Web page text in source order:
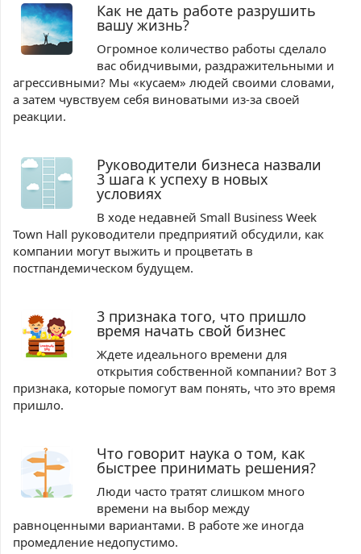
Как не дать работе разрушить
вашу жизнь?
Огромное количество работы сделало
вас обидчивыми, раздражительными и
агрессивными? Мы «кусаем» людей своими словами,
а затем чувствуем себя виноватыми из-за своей
реакции.
Руководители бизнеса назвали
3 шага к успеху в новых
условиях
В ходе недавней Small Business Week
Town Hall руководители предприятий обсудили, как
компании могут выжить и процветать в
постпандемическом будущем.
3 признака того, что пришло
время начать свой бизнес
Ждете идеального времени для
открытия собственной компании? Вот 3
признака, которые помогут вам понять, что это время
пришло.
Что говорит наука о том, как
быстрее принимать решения?
Люди часто тратят слишком много
времени на выбор между
равноценными вариантами. В работе же иногда
промедление недопустимо.